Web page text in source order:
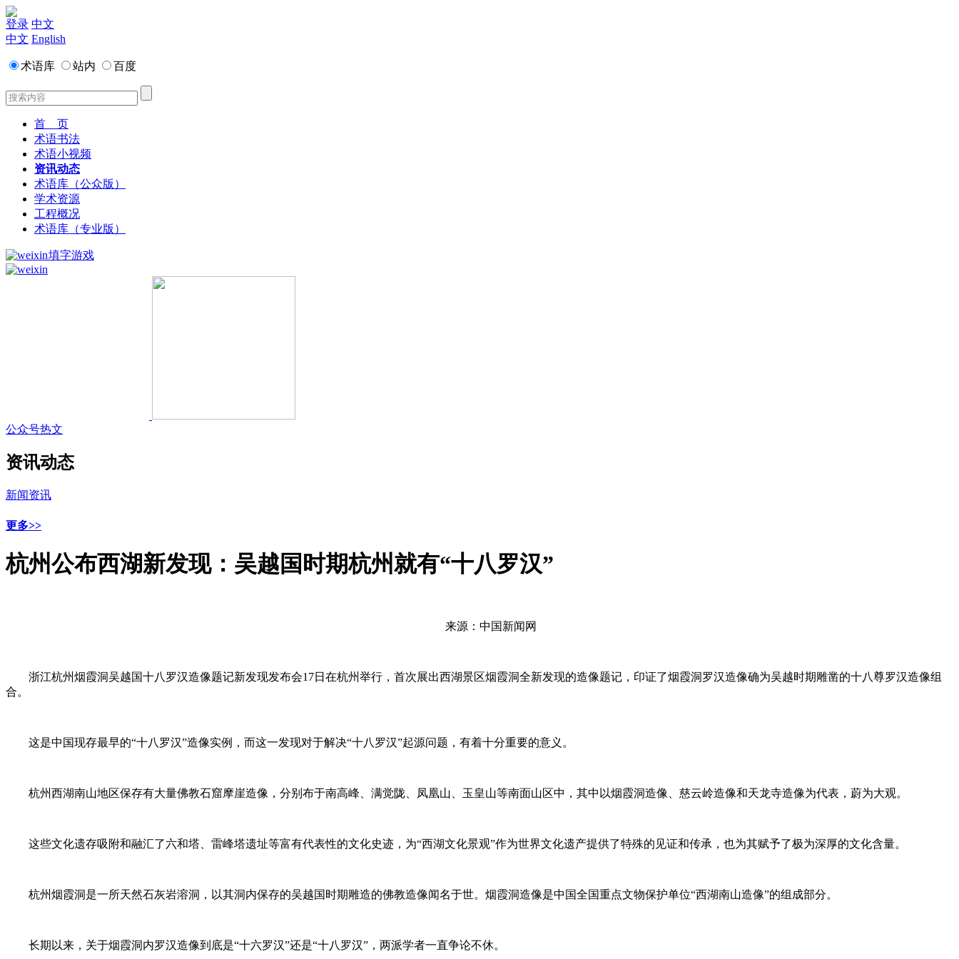
登录 中文
中文 English
术语库 站内 百度
首 页
术语书法
术语小视频
资讯动态
术语库（公众版）
学术资源
工程概况
术语库（专业版）
填字游戏
公众号热文
资讯动态
新闻资讯
更多>>
杭州公布西湖新发现：吴越国时期杭州就有“十八罗汉”
来源：中国新闻网
浙江杭州烟霞洞吴越国十八罗汉造像题记新发现发布会17日在杭州举行，首次展出西湖景区烟霞洞全新发现的造像题记，印证了烟霞洞罗汉造像确为吴越时期雕凿的十八尊罗汉造像组
合。
这是中国现存最早的“十八罗汉”造像实例，而这一发现对于解决“十八罗汉”起源问题，有着十分重要的意义。
杭州西湖南山地区保存有大量佛教石窟摩崖造像，分别布于南高峰、满觉陇、凤凰山、玉皇山等南面山区中，其中以烟霞洞造像、慈云岭造像和天龙寺造像为代表，蔚为大观。
这些文化遗存吸附和融汇了六和塔、雷峰塔遗址等富有代表性的文化史迹，为“西湖文化景观”作为世界文化遗产提供了特殊的见证和传承，也为其赋予了极为深厚的文化含量。
杭州烟霞洞是一所天然石灰岩溶洞，以其洞内保存的吴越国时期雕造的佛教造像闻名于世。烟霞洞造像是中国全国重点文物保护单位“西湖南山造像”的组成部分。
长期以来，关于烟霞洞内罗汉造像到底是“十六罗汉”还是“十八罗汉”，两派学者一直争论不休。